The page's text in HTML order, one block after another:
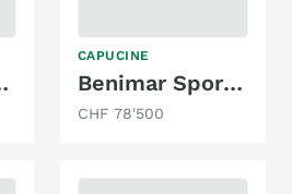
967
CAPUCINE
Benimar Sport 363 / Automat Northautokapp
CHF 78'500